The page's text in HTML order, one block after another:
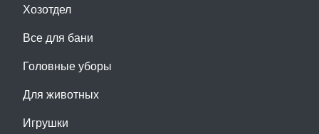
Хозотдел
Все для бани
Головные уборы
Для животных
Игрушки